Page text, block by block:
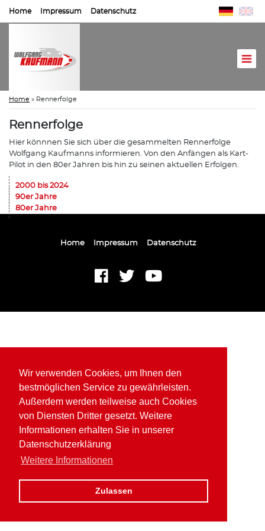
Wir verwenden Cookies, um Ihnen den
bestmöglichen Service zu gewährleisten.
Außerdem werden teilweise auch Cookies
von Diensten Dritter gesetzt. Weitere
Informationen erhalten Sie in unserer
Datenschutzerklärung
Weitere Informationen
Zulassen
Home Impressum Datenschutz
Home » Rennerfolge
Rennerfolge
Hier könnnen Sie sich über die gesammelten Rennerfolge
Wolfgang Kaufmanns informieren. Von den Anfängen als Kart-
Pilot in den 80er Jahren bis hin zu seinen aktuellen Erfolgen.
2000 bis 2024
90er Jahre
80er Jahre
Home Impressum Datenschutz